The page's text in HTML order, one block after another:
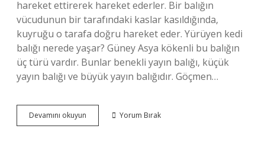
hareket ettirerek hareket ederler. Bir balığın
vücudunun bir tarafındaki kaslar kasıldığında,
kuyruğu o tarafa doğru hareket eder. Yürüyen kedi
balığı nerede yaşar? Güney Asya kökenli bu balığın
üç türü vardır. Bunlar benekli yayın balığı, küçük
yayın balığı ve büyük yayın balığıdır. Göçmen…
Devamını okuyun Yürüyen
Balık
Yorum Bırak